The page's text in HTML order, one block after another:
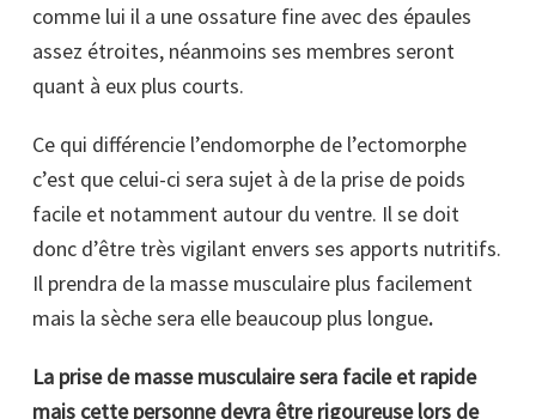
comme lui il a une ossature fine avec des épaules
assez étroites, néanmoins ses membres seront
quant à eux plus courts.
Ce qui différencie l’endomorphe de l’ectomorphe
c’est que celui-ci sera sujet à de la prise de poids
facile et notamment autour du ventre. Il se doit
donc d’être très vigilant envers ses apports nutritifs.
Il prendra de la masse musculaire plus facilement
mais la sèche sera elle beaucoup plus longue.
La prise de masse musculaire sera facile et rapide
mais cette personne devra être rigoureuse lors de